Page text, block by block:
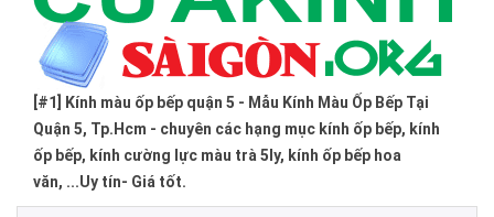
[#1] Kính màu ốp bếp quận 5 - Mẫu Kính Màu Ốp Bếp Tại
Quận 5, Tp.Hcm - chuyên các hạng mục kính ốp bếp, kính
ốp bếp, kính cường lực màu trà 5ly, kính ốp bếp hoa
văn, ...Uy tín- Giá tốt.